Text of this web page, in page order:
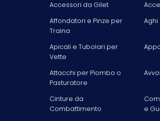
Accessori da Gilet
Affondatori e Pinze per
Traina
Aghi
Apicali e Tubolari per
Vette
Attacchi per Piombo o
Pasturatore
Cinture da
Combattimento
e